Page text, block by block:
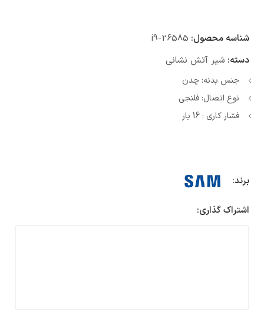
شناسه محصول: i9-26585
دسته: شیر آتش نشانی
جنس بدنه: چدن
نوع اتصال: فلنجی
فشار کاری : 16 بار
برند:
اشتراک گذاری: